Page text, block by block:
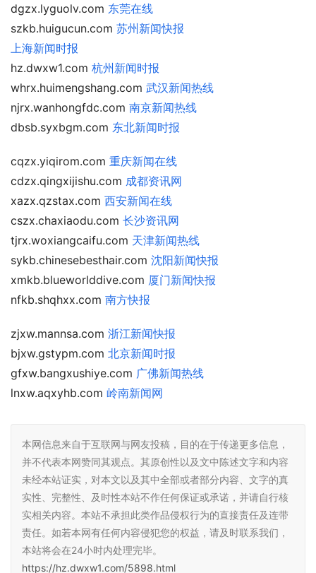
dgzx.lyguolv.com 东莞在线
szkb.huigucun.com 苏州新闻快报
上海新闻时报
hz.dwxw1.com 杭州新闻时报
whrx.huimengshang.com 武汉新闻热线
njrx.wanhongfdc.com 南京新闻热线
dbsb.syxbgm.com 东北新闻时报
cqzx.yiqirom.com 重庆新闻在线
cdzx.qingxijishu.com 成都资讯网
xazx.qzstax.com 西安新闻在线
cszx.chaxiaodu.com 长沙资讯网
tjrx.woxiangcaifu.com 天津新闻热线
sykb.chinesebesthair.com 沈阳新闻快报
xmkb.blueworlddive.com 厦门新闻快报
nfkb.shqhxx.com 南方快报
zjxw.mannsa.com 浙江新闻快报
bjxw.gstypm.com 北京新闻时报
gfxw.bangxushiye.com 广佛新闻热线
lnxw.aqxyhb.com 岭南新闻网
本网信息来自于互联网与网友投稿，目的在于传递更多信息，
并不代表本网赞同其观点。其原创性以及文中陈述文字和内容
未经本站证实，对本文以及其中全部或者部分内容、文字的真
实性、完整性、及时性本站不作任何保证或承诺，并请自行核
实相关内容。本站不承担此类作品侵权行为的直接责任及连带
责任。如若本网有任何内容侵犯您的权益，请及时联系我们，
本站将会在24小时内处理完毕。
https://hz.dwxw1.com/5898.html